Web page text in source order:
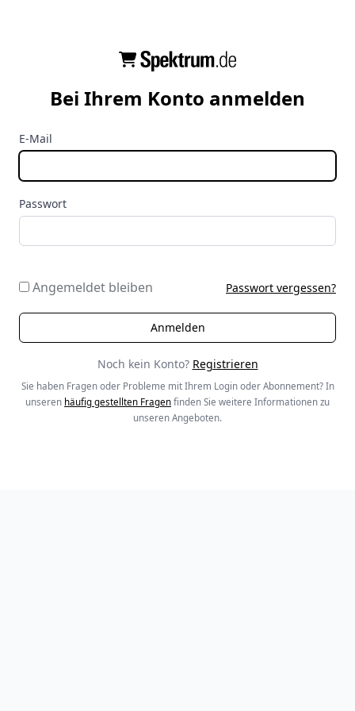
Bei Ihrem Konto anmelden
E-Mail
Passwort
Angemeldet bleiben Passwort vergessen?
Noch kein Konto? Registrieren
Sie haben Fragen oder Probleme mit Ihrem Login oder Abonnement? In
unseren häufig gestellten Fragen finden Sie weitere Informationen zu
unseren Angeboten.